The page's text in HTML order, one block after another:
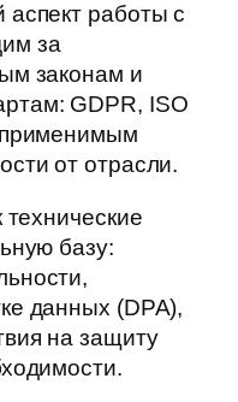
работы с
за
законам и
GDPR, ISO
от отрасли.
технические
базу:
данных (DPA),
на защиту